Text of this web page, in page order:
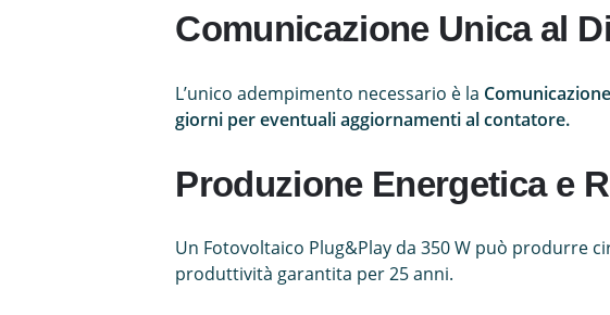
Comunicazione Unica al
L’unico adempimento necessario è la
giorni per eventuali aggiornamenti al contatore.
Produzione Energetica e
Un Fotovoltaico Plug&Play da 350 W può produrre
produttività garantita per 25 anni.